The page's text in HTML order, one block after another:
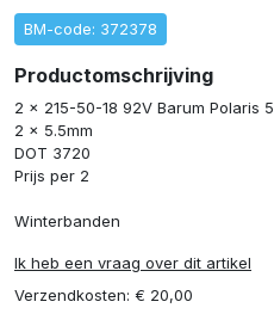
BM-code: 372378
Productomschrijving
2 x 215-50-18 92V Barum Polaris 5
2 x 5.5mm
DOT 3720
Prijs per 2
Winterbanden
Ik heb een vraag over dit artikel
Verzendkosten: € 20,00